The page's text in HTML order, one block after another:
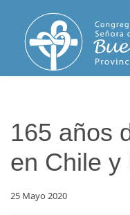
165 años
en Chile y
25 Mayo 2020